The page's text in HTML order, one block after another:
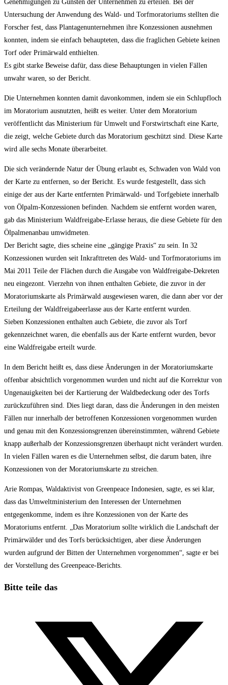
Genehmigungen zu Gunsten der Unternehmen zu erteilen. Bei der
Untersuchung der Anwendung des Wald- und Torfmoratoriums stellten die
Forscher fest, dass Plantagenunternehmen ihre Konzessionen ausnehmen
konnten, indem sie einfach behaupteten, dass die fraglichen Gebiete keinen
Torf oder Primärwald enthielten.
Es gibt starke Beweise dafür, dass diese Behauptungen in vielen Fällen
unwahr waren, so der Bericht.
Die Unternehmen konnten damit davonkommen, indem sie ein Schlupfloch
im Moratorium ausnutzten, heißt es weiter. Unter dem Moratorium
veröffentlicht das Ministerium für Umwelt und Forstwirtschaft eine Karte,
die zeigt, welche Gebiete durch das Moratorium geschützt sind. Diese Karte
wird alle sechs Monate überarbeitet.
Die sich verändernde Natur der Übung erlaubt es, Schwaden von Wald von
der Karte zu entfernen, so der Bericht. Es wurde festgestellt, dass sich
einige der aus der Karte entfernten Primärwald- und Torfgebiete innerhalb
von Ölpalm-Konzessionen befinden. Nachdem sie entfernt worden waren,
gab das Ministerium Waldfreigabe-Erlasse heraus, die diese Gebiete für den
Ölpalmenanbau umwidmeten.
Der Bericht sagte, dies scheine eine „gängige Praxis“ zu sein. In 32
Konzessionen wurden seit Inkrafttreten des Wald- und Torfmoratoriums im
Mai 2011 Teile der Flächen durch die Ausgabe von Waldfreigabe-Dekreten
neu eingezont. Vierzehn von ihnen enthalten Gebiete, die zuvor in der
Moratoriumskarte als Primärwald ausgewiesen waren, die dann aber vor der
Erteilung der Waldfreigabeerlasse aus der Karte entfernt wurden.
Sieben Konzessionen enthalten auch Gebiete, die zuvor als Torf
gekennzeichnet waren, die ebenfalls aus der Karte entfernt wurden, bevor
eine Waldfreigabe erteilt wurde.
In dem Bericht heißt es, dass diese Änderungen in der Moratoriumskarte
offenbar absichtlich vorgenommen wurden und nicht auf die Korrektur von
Ungenauigkeiten bei der Kartierung der Waldbedeckung oder des Torfs
zurückzuführen sind. Dies liegt daran, dass die Änderungen in den meisten
Fällen nur innerhalb der betroffenen Konzessionen vorgenommen wurden
und genau mit den Konzessionsgrenzen übereinstimmten, während Gebiete
knapp außerhalb der Konzessionsgrenzen überhaupt nicht verändert wurden.
In vielen Fällen waren es die Unternehmen selbst, die darum baten, ihre
Konzessionen von der Moratoriumskarte zu streichen.
Arie Rompas, Waldaktivist von Greenpeace Indonesien, sagte, es sei klar,
dass das Umweltministerium den Interessen der Unternehmen
entgegenkomme, indem es ihre Konzessionen von der Karte des
Moratoriums entfernt. „Das Moratorium sollte wirklich die Landschaft der
Primärwälder und des Torfs berücksichtigen, aber diese Änderungen
wurden aufgrund der Bitten der Unternehmen vorgenommen“, sagte er bei
der Vorstellung des Greenpeace-Berichts.
Bitte teile dasDiesen